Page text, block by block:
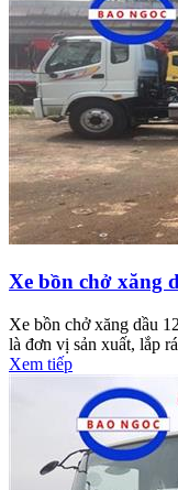
Xe bồn chở xăng
Xe bồn chở xăng dầu
là đơn vị sản xuất, lắp
Xem tiếp